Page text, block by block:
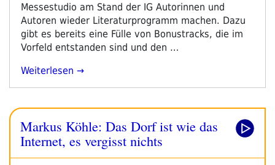
Messestudio am Stand der IG Autorinnen und
Autoren wieder Literaturprogramm machen. Dazu
gibt es bereits eine Fülle von Bonustracks, die im
Vorfeld entstanden sind und den …
„Literadio
Weiterlesen
Markus Köhle: Das Dorf ist wie das
Internet, es vergisst nichts